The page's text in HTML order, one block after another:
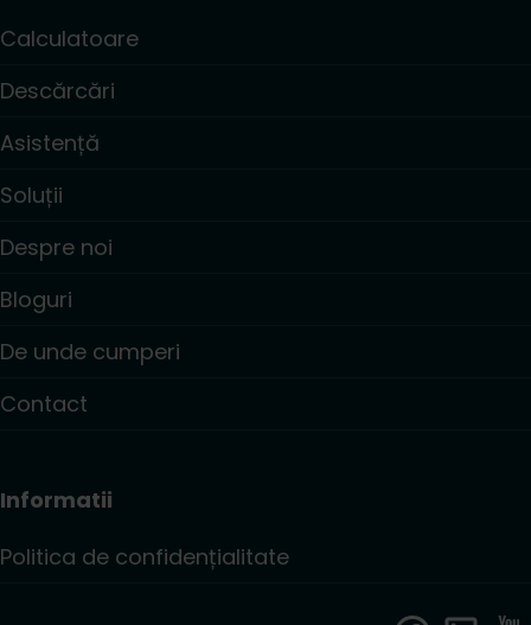
Calculatoare
Descărcări
Asistență
Soluții
Despre noi
Bloguri
De unde cumperi
Contact
Informatii
Politica de confidențialitate